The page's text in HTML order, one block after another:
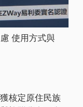
使用方式與
核定原住民族